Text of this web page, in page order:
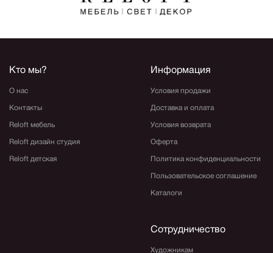
Кто мы?
О нас
Контакты
Reloft мебель
Reloft дизайн студия
Reloft детская
Информация
Условия продажи
Доставка и оплата
Условия возврата
Оферта
Политика конфиденциальности
Пользовательское соглашение
Каталоги
Сотрудничество
Художникам